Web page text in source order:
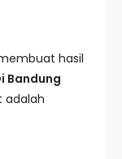
hasil
Bandung
adalah